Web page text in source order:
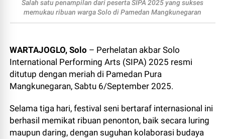
Salah satu penampilan dari peserta SIPA 2025 yang sukses
memukau ribuan warga Solo di Pamedan Mangkunegaran
WARTAJOGLO, Solo – Perhelatan akbar Solo
International Performing Arts (SIPA) 2025 resmi
ditutup dengan meriah di Pamedan Pura
Mangkunegaran, Sabtu 6/September 2025.
Selama tiga hari, festival seni bertaraf internasional ini
berhasil memikat ribuan penonton, baik secara luring
maupun daring, dengan suguhan kolaborasi budaya